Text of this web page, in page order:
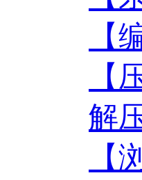
【
【
解
【